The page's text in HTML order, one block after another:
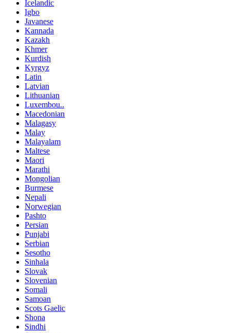
Icelandic
Igbo
Javanese
Kannada
Kazakh
Khmer
Kurdish
Kyrgyz
Latin
Latvian
Lithuanian
Luxembou..
Macedonian
Malagasy
Malay
Malayalam
Maltese
Maori
Marathi
Mongolian
Burmese
Nepali
Norwegian
Pashto
Persian
Punjabi
Serbian
Sesotho
Sinhala
Slovak
Slovenian
Somali
Samoan
Scots Gaelic
Shona
Sindhi